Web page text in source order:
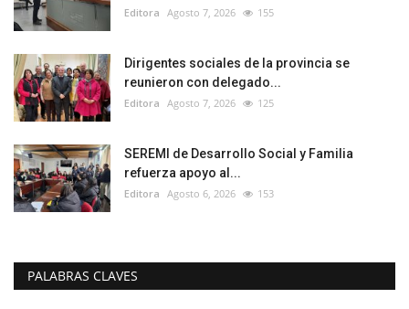
Editora Agosto 7, 2026 155
Dirigentes sociales de la provincia se
reunieron con delegado...
Editora Agosto 7, 2026 125
SEREMI de Desarrollo Social y Familia
refuerza apoyo al...
Editora Agosto 6, 2026 153
PALABRAS CLAVES